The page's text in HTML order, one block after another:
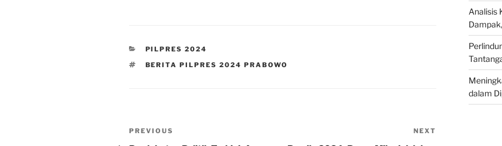
CATEGORIES
PILPRES 2024
TAGS
BERITA PILPRES 2024 PRABOWO
Post
Previous
PREVIOUS NEXT
Analisis
dalam